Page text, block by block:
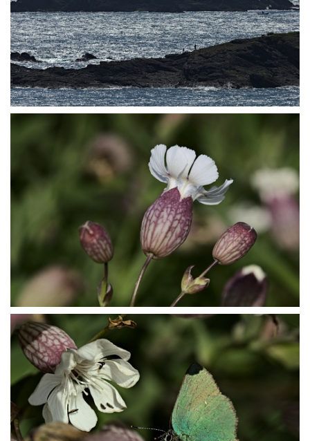
P5027382
P5027390